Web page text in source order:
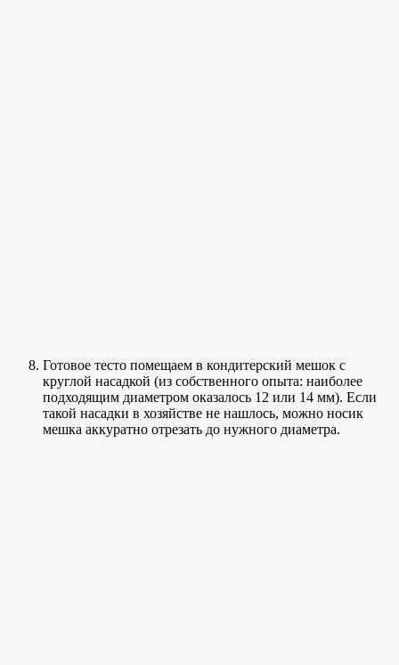
Готовое тесто помещаем в кондитерский мешок с
круглой насадкой (из собственного опыта: наиболее
подходящим диаметром оказалось 12 или 14 мм). Если
такой насадки в хозяйстве не нашлось, можно носик
мешка аккуратно отрезать до нужного диаметра.